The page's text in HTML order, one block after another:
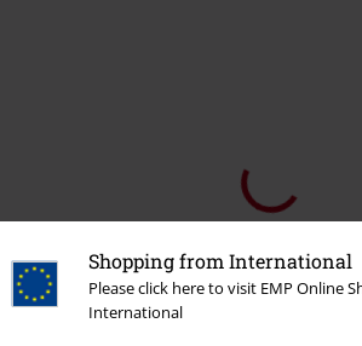
Shopping from International
Please click here to visit EMP Online
International